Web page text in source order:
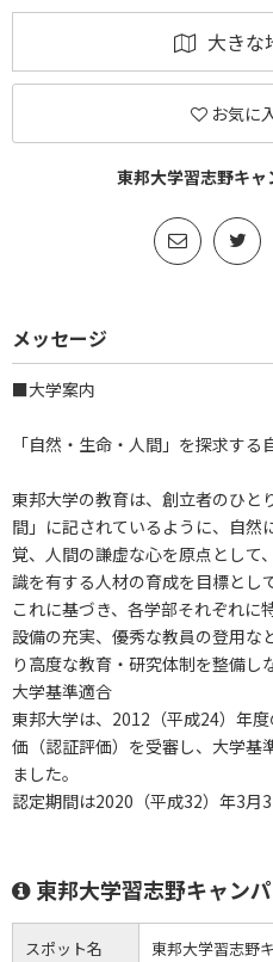
大きな
お気に
東邦大学習志野キ
メッセージ
■大学案内
「自然・生命・人間」を探求す
東邦大学の教育は、創立者のひと
間」に記されているように、自然
覚、人間の謙虚な心を原点として
識を有する人材の育成を目標とし
これに基づき、各学部それぞれに
設備の充実、優秀な教員の登用な
り高度な教育・研究体制を整備し
大学基準適合
東邦大学は、2012（平成24）年
価（認証評価）を受審し、大学基
ました。
認定期間は2020（平成32）年3月
東邦大学習志野キャン
スポット名 東邦大学習志野